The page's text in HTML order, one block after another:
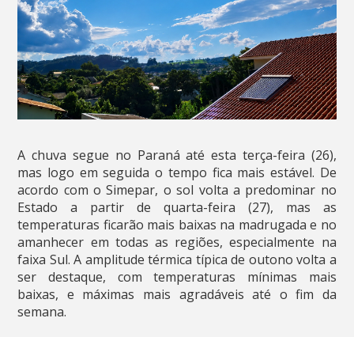
A chuva segue no Paraná até esta terça-feira (26),
mas logo em seguida o tempo fica mais estável. De
acordo com o Simepar, o sol volta a predominar no
Estado a partir de quarta-feira (27), mas as
temperaturas ficarão mais baixas na madrugada e no
amanhecer em todas as regiões, especialmente na
faixa Sul. A amplitude térmica típica de outono volta a
ser destaque, com temperaturas mínimas mais
baixas, e máximas mais agradáveis até o fim da
semana.